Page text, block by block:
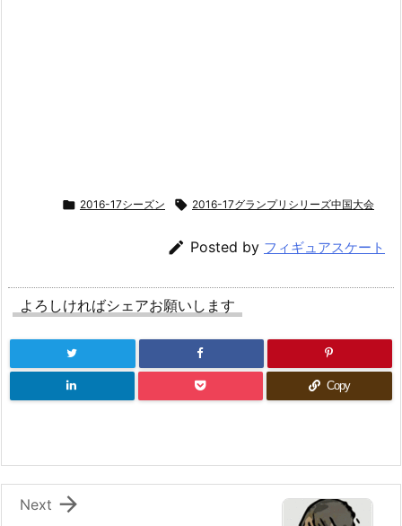
 2016-17シーズン  2016-17グランプリシリーズ中国大会
 Posted by フィギュアスケート
よろしければシェアお願いします
Copy

Next